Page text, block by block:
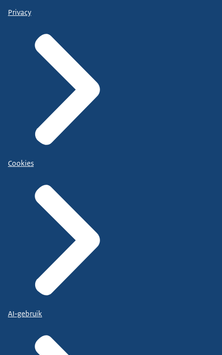
Privacy
Cookies
AI-gebruik